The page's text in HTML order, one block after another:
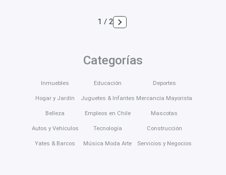
1 / 2
Categorías
Inmuebles
Hogar y Jardín
Belleza
Autos y Vehículos
Yates & Barcos
Educación
Juguetes & Infantes
Empleos en Chile
Tecnología
Música Moda Arte
Deportes
Mercancía Mayorista
Mascotas
Construcción
Servicios y Negocios